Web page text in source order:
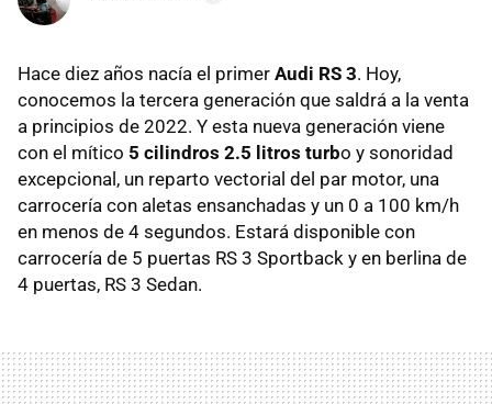
Hace diez años nacía el primer Audi RS 3. Hoy,
conocemos la tercera generación que saldrá a la venta
a principios de 2022. Y esta nueva generación viene
con el mítico 5 cilindros 2.5 litros turbo y sonoridad
excepcional, un reparto vectorial del par motor, una
carrocería con aletas ensanchadas y un 0 a 100 km/h
en menos de 4 segundos. Estará disponible con
carrocería de 5 puertas RS 3 Sportback y en berlina de
4 puertas, RS 3 Sedan.